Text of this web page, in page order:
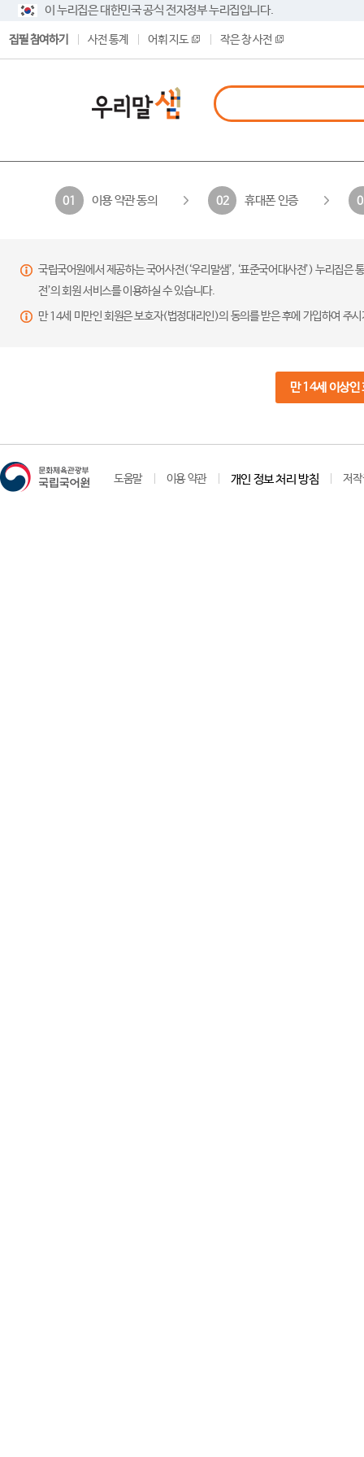
이 누리집은 대한민국 공식 전자정부 누리집입니다.
집필 참여하기 사전 통계 어휘 지도 작은 창 사전
01 이용 약관 동의 02 휴대폰 인증
국립국어원에서 제공하는 국어사전(‘우리말샘’, ‘표준국어대사전’) 누리집
전’의 회원 서비스를 이용하실 수 있습니다.
만 14세 미만인 회원은 보호자(법정대리인)의 동의를 받은 후에 가입하여 주
만 14세 이상인
도움말 이용 약관 개인 정보 처리 방침 저